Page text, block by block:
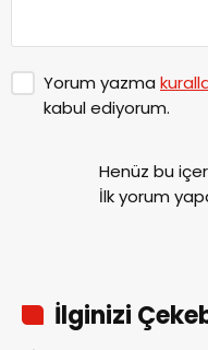
Yorum yazma
kabul ediyorum.
Henüz bu
İlk yorum
İlginizi